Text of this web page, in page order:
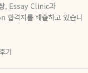
, Essay Clinic과
합격자를 배출하고 있습니